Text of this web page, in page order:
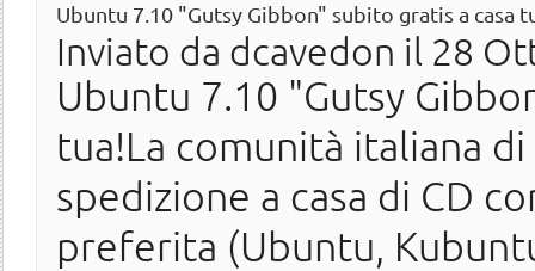
Ubuntu 7.10 "Gutsy Gibbon" subito gratis a casa
Inviato da dcavedon il 28
Ubuntu 7.10 "Gutsy
tua!La comunità italiana
spedizione a casa di CD
preferita (Ubuntu,